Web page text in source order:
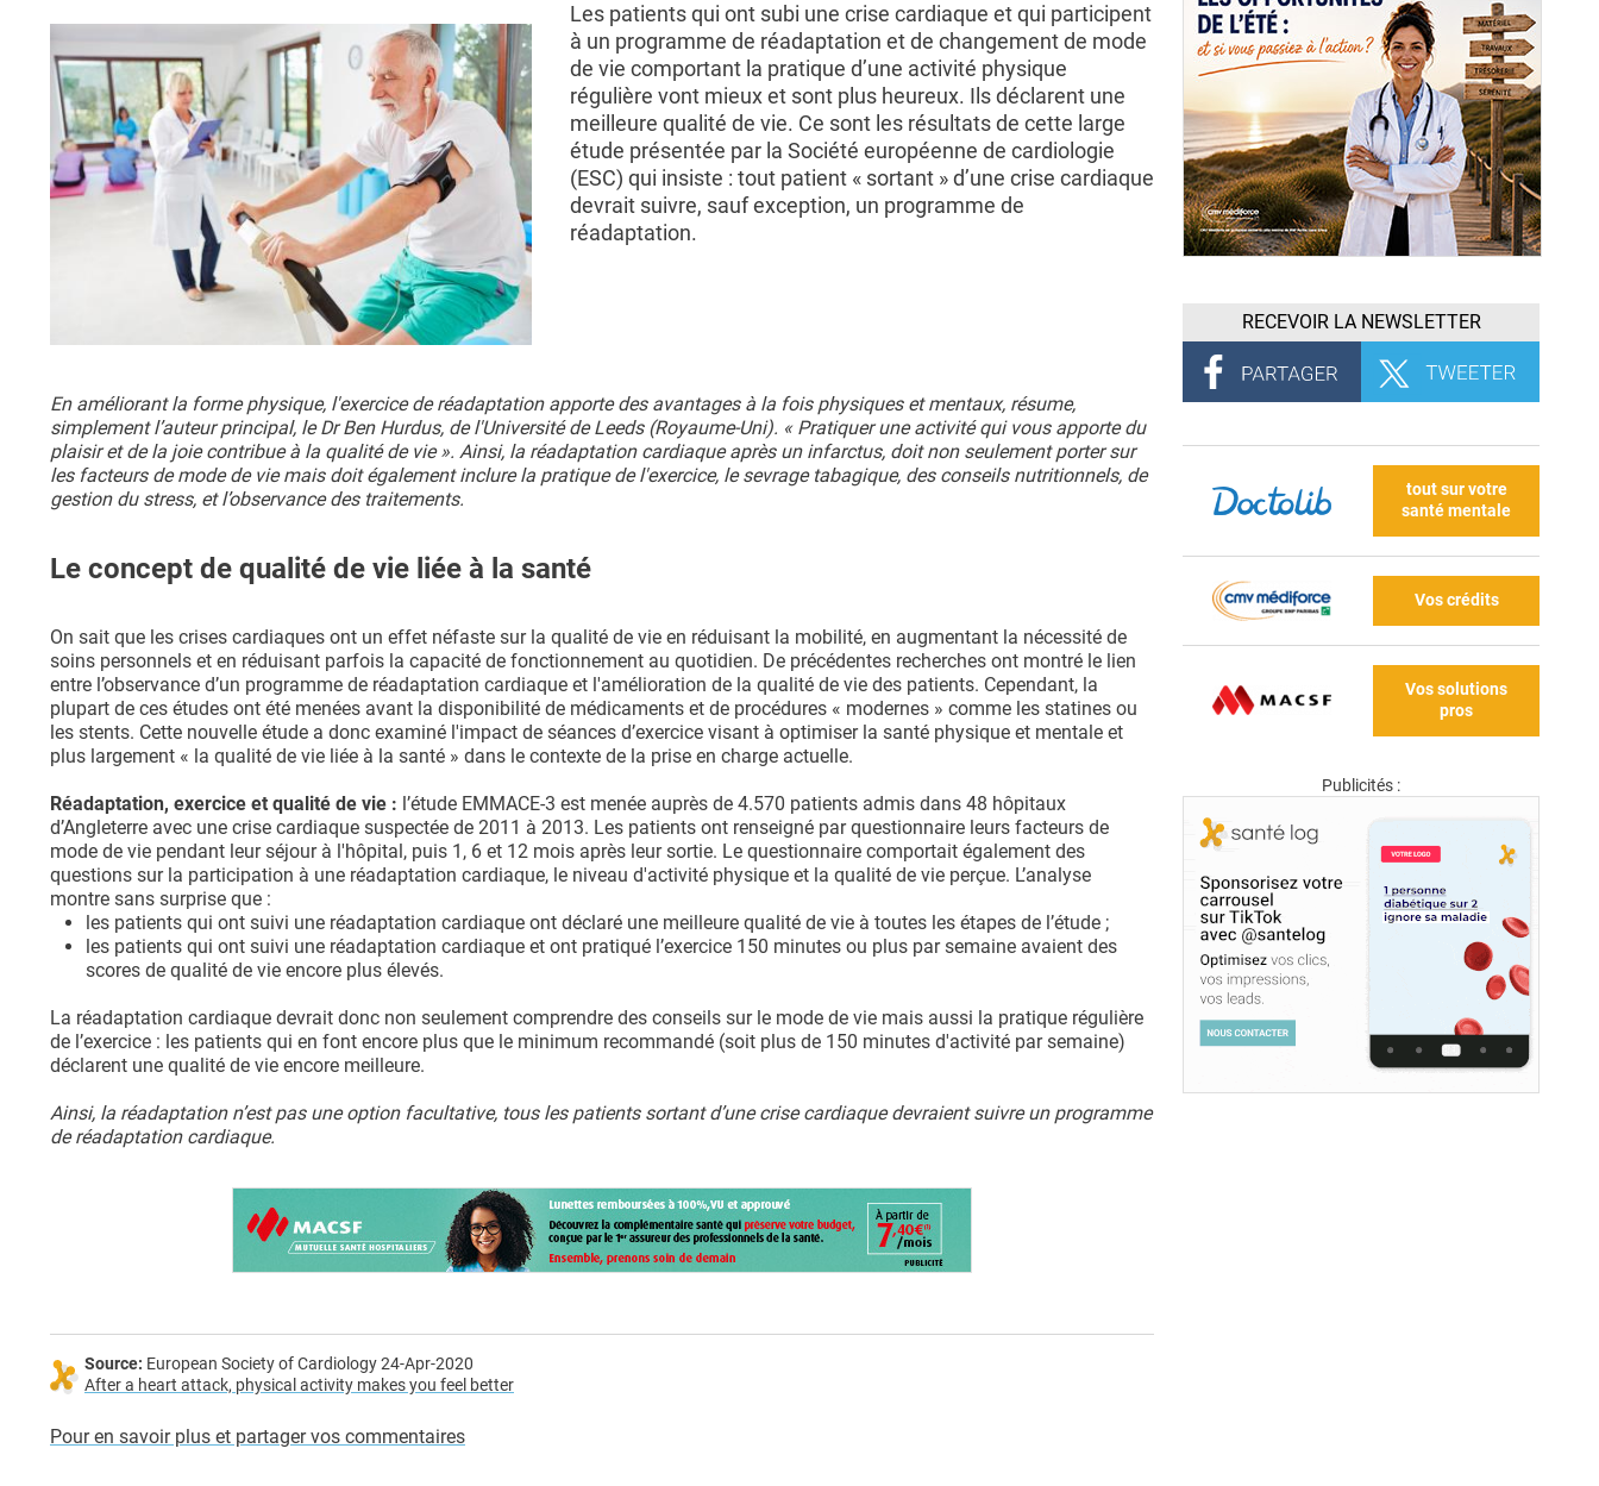
Les patients qui ont subi une crise cardiaque et qui participent
à un programme de réadaptation et de changement de mode
de vie comportant la pratique d’une activité physique
régulière vont mieux et sont plus heureux. Ils déclarent une
meilleure qualité de vie. Ce sont les résultats de cette large
étude présentée par la Société européenne de cardiologie
(ESC) qui insiste : tout patient « sortant » d’une crise cardiaque
devrait suivre, sauf exception, un programme de
réadaptation.
En améliorant la forme physique, l'exercice de réadaptation apporte des avantages à la fois physiques et mentaux, résume,
simplement l’auteur principal, le Dr Ben Hurdus, de l'Université de Leeds (Royaume-Uni). « Pratiquer une activité qui vous apporte du
plaisir et de la joie contribue à la qualité de vie ». Ainsi, la réadaptation cardiaque après un infarctus, doit non seulement porter sur
les facteurs de mode de vie mais doit également inclure la pratique de l'exercice, le sevrage tabagique, des conseils nutritionnels, de
gestion du stress, et l’observance des traitements.
Le concept de qualité de vie liée à la santé
On sait que les crises cardiaques ont un effet néfaste sur la qualité de vie en réduisant la mobilité, en augmentant la nécessité de
soins personnels et en réduisant parfois la capacité de fonctionnement au quotidien. De précédentes recherches ont montré le lien
entre l’observance d’un programme de réadaptation cardiaque et l'amélioration de la qualité de vie des patients. Cependant, la
plupart de ces études ont été menées avant la disponibilité de médicaments et de procédures « modernes » comme les statines ou
les stents. Cette nouvelle étude a donc examiné l'impact de séances d’exercice visant à optimiser la santé physique et mentale et
plus largement « la qualité de vie liée à la santé » dans le contexte de la prise en charge actuelle.
Réadaptation, exercice et qualité de vie : l’étude EMMACE-3 est menée auprès de 4.570 patients admis dans 48 hôpitaux
d’Angleterre avec une crise cardiaque suspectée de 2011 à 2013. Les patients ont renseigné par questionnaire leurs facteurs de
mode de vie pendant leur séjour à l'hôpital, puis 1, 6 et 12 mois après leur sortie. Le questionnaire comportait également des
questions sur la participation à une réadaptation cardiaque, le niveau d'activité physique et la qualité de vie perçue. L’analyse
montre sans surprise que :
les patients qui ont suivi une réadaptation cardiaque ont déclaré une meilleure qualité de vie à toutes les étapes de l’étude ;
les patients qui ont suivi une réadaptation cardiaque et ont pratiqué l’exercice 150 minutes ou plus par semaine avaient des
scores de qualité de vie encore plus élevés.
La réadaptation cardiaque devrait donc non seulement comprendre des conseils sur le mode de vie mais aussi la pratique régulière
de l’exercice : les patients qui en font encore plus que le minimum recommandé (soit plus de 150 minutes d'activité par semaine)
déclarent une qualité de vie encore meilleure.
Ainsi, la réadaptation n’est pas une option facultative, tous les patients sortant d’une crise cardiaque devraient suivre un programme
de réadaptation cardiaque.
Source: European Society of Cardiology 24-Apr-2020
After a heart attack, physical activity makes you feel better
Pour en savoir plus et partager vos commentaires
RECEVOIR LA NEWSLETTER
tout sur votre
santé mentale
Vos crédits
Vos solutions
pros
Publicités :